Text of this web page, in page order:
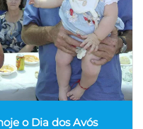
o Dia dos Avós